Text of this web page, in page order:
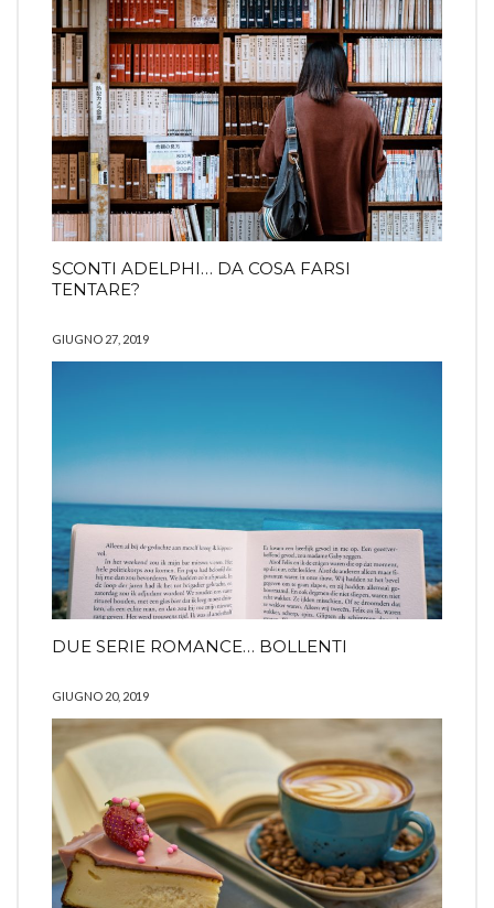
SCONTI ADELPHI… DA COSA FARSI
TENTARE?
GIUGNO 27, 2019
DUE SERIE ROMANCE… BOLLENTI
GIUGNO 20, 2019